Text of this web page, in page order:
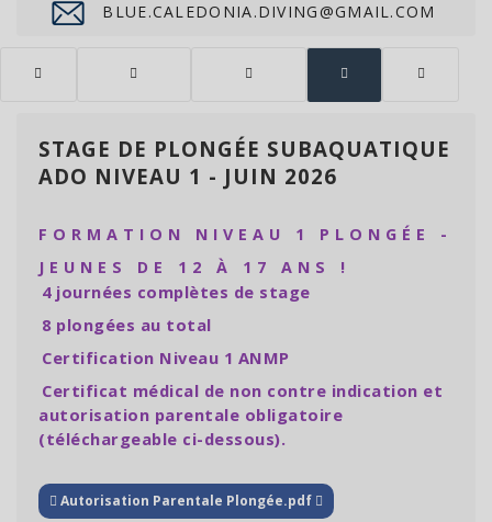
BLUE.CALEDONIA.DIVING@GMAIL.COM
STAGE DE PLONGÉE SUBAQUATIQUE
ADO NIVEAU 1 - JUIN 2026
FORMATION NIVEAU 1 PLONGÉE -
JEUNES DE 12 À 17 ANS !
4 journées complètes de stage
8 plongées au total
Certification Niveau 1 ANMP
Certificat médical de non contre indication et
autorisation parentale obligatoire
(téléchargeable ci-dessous).
Autorisation Parentale Plongée.pdf